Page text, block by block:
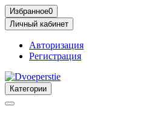
Избранное0
Личный кабинет
Авторизация
Регистрация
Категории